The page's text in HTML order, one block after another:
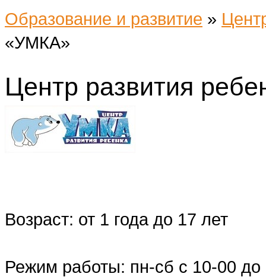
Образование и развитие »
«УМКА»
Центр развития
Возраст: от 1 года до 17 лет
Режим работы: пн-сб с 10-00